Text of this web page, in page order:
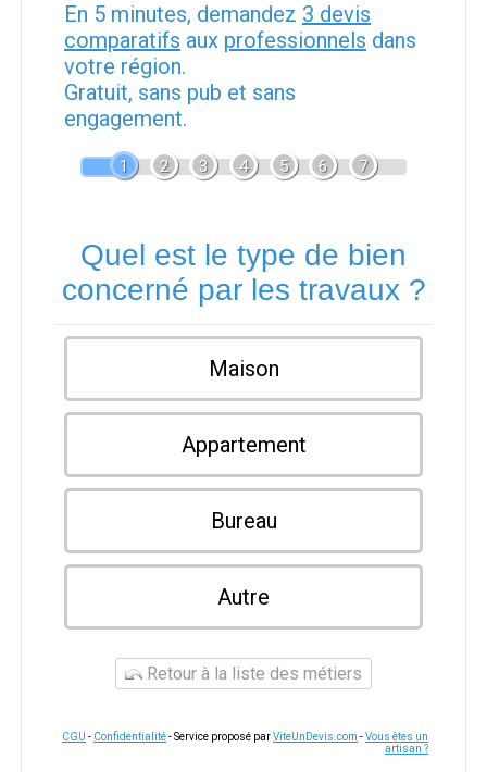
En 5 minutes, demandez 3 devis
comparatifs aux professionnels dans
votre région.
Gratuit, sans pub et sans
engagement.
1 2 3 4 5 6 7
Quel est le type de bien
concerné par les travaux ?
Maison
Appartement
Bureau
Autre
Retour à la liste des métiers
CGU - Confidentialité- Service proposé parViteUnDevis.com -Vous êtes un
artisan ?